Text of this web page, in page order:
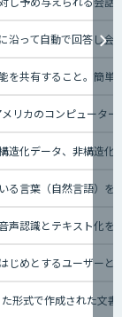
沿って自動で回答し会
を共有すること。簡単
リカのコンピュータ
造化データ、非構造
る言葉（自然言語）を
声認識とテキスト化
じめとするユーザー
た形式で作成された文